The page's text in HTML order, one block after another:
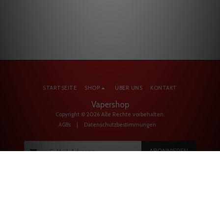
Vapershop
Copyright © 2026 Alle Rechte vorbehalten.
AGBs| Datenschutzbestimmungen
STARTSEITE SHOP ÜBER UNS KONTAKT
ABONNIEREN